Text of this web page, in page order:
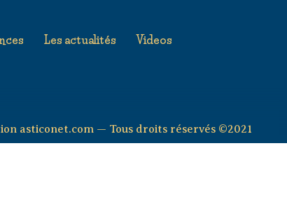
Les actualités
Videos
asticonet.com — Tous droits réservés ©2021